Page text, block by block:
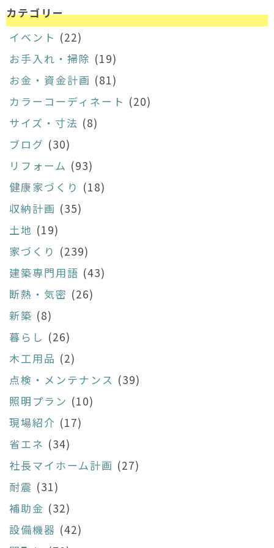
カテゴリー
イベント (22)
お手入れ・掃除 (19)
お金・資金計画 (81)
カラーコーディネート (20)
サイズ・寸法 (8)
ブログ (30)
リフォーム (93)
健康家づくり (18)
収納計画 (35)
土地 (19)
家づくり (239)
建築専門用語 (43)
断熱・気密 (26)
新築 (8)
暮らし (26)
木工用品 (2)
点検・メンテナンス (39)
照明プラン (10)
現場紹介 (17)
省エネ (34)
社長マイホーム計画 (27)
耐震 (31)
補助金 (32)
設備機器 (42)